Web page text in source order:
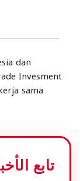
dan
Invesment
sama
تابع